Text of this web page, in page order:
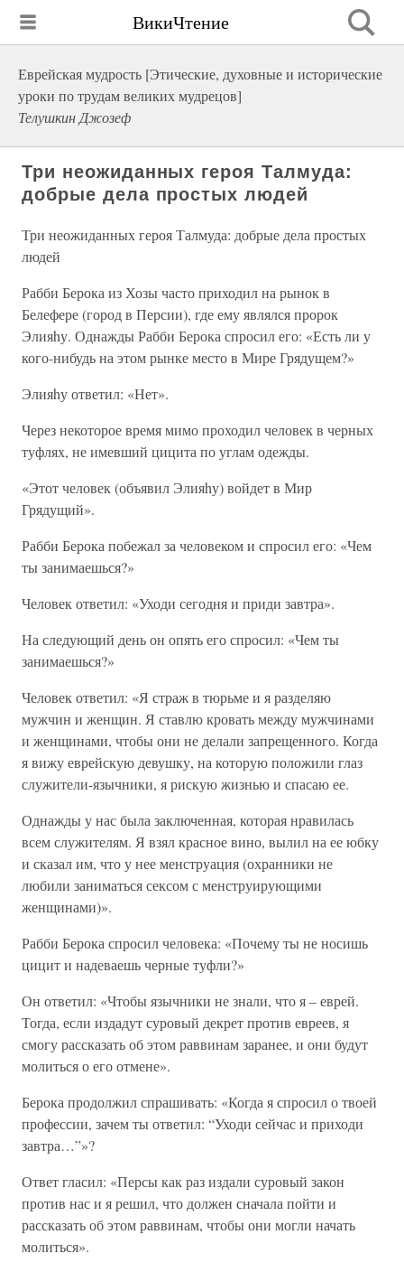
ВикиЧтение
Еврейская мудрость [Этические, духовные и исторические
уроки по трудам великих мудрецов]
Телушкин Джозеф
Три неожиданных героя Талмуда:
добрые дела простых людей
Три неожиданных героя Талмуда: добрые дела простых
людей
Рабби Берока из Хозы часто приходил на рынок в
Белефере (город в Персии), где ему являлся пророк
Элияhу. Однажды Рабби Берока спросил его: «Есть ли у
кого-нибудь на этом рынке место в Мире Грядущем?»
Элияhу ответил: «Нет».
Через некоторое время мимо проходил человек в черных
туфлях, не имевший цицита по углам одежды.
«Этот человек (объявил Элияhу) войдет в Мир
Грядущий».
Рабби Берока побежал за человеком и спросил его: «Чем
ты занимаешься?»
Человек ответил: «Уходи сегодня и приди завтра».
На следующий день он опять его спросил: «Чем ты
занимаешься?»
Человек ответил: «Я страж в тюрьме и я разделяю
мужчин и женщин. Я ставлю кровать между мужчинами
и женщинами, чтобы они не делали запрещенного. Когда
я вижу еврейскую девушку, на которую положили глаз
служители-язычники, я рискую жизнью и спасаю ее.
Однажды у нас была заключенная, которая нравилась
всем служителям. Я взял красное вино, вылил на ее юбку
и сказал им, что у нее менструация (охранники не
любили заниматься сексом с менструирующими
женщинами)».
Рабби Берока спросил человека: «Почему ты не носишь
цицит и надеваешь черные туфли?»
Он ответил: «Чтобы язычники не знали, что я – еврей.
Тогда, если издадут суровый декрет против евреев, я
смогу рассказать об этом раввинам заранее, и они будут
молиться о его отмене».
Берока продолжил спрашивать: «Когда я спросил о твоей
профессии, зачем ты ответил: “Уходи сейчас и приходи
завтра…”»?
Ответ гласил: «Персы как раз издали суровый закон
против нас и я решил, что должен сначала пойти и
рассказать об этом раввинам, чтобы они могли начать
молиться».